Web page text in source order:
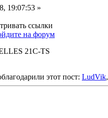
19:07:53 »
ссылки
на форум
21C-TS
этот пост: LudVik,